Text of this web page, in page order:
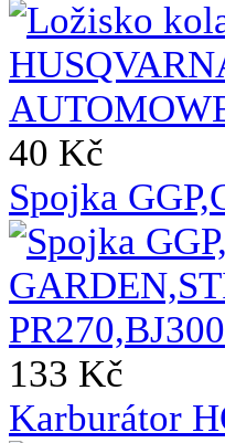
40 Kč
Spojka
133 Kč
Karburátor